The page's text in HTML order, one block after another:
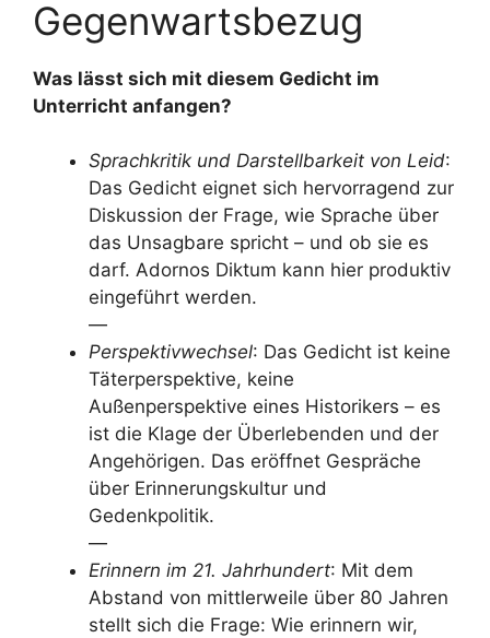
Gegenwartsbezug
Was lässt sich mit diesem Gedicht im
Unterricht anfangen?
Sprachkritik und Darstellbarkeit von Leid:
Das Gedicht eignet sich hervorragend zur
Diskussion der Frage, wie Sprache über
das Unsagbare spricht – und ob sie es
darf. Adornos Diktum kann hier produktiv
eingeführt werden.
—
Perspektivwechsel: Das Gedicht ist keine
Täterperspektive, keine
Außenperspektive eines Historikers – es
ist die Klage der Überlebenden und der
Angehörigen. Das eröffnet Gespräche
über Erinnerungskultur und
Gedenkpolitik.
—
Erinnern im 21. Jahrhundert: Mit dem
Abstand von mittlerweile über 80 Jahren
stellt sich die Frage: Wie erinnern wir,